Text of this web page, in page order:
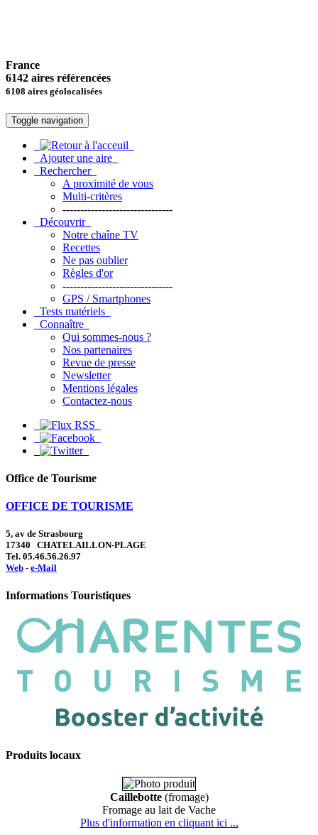
France
6142 aires référencées
6108 aires géolocalisées
Toggle navigation
Ajouter une aire
Rechercher
A proximité de vous
Multi-critères
-------------------------------
Découvrir
Notre chaîne TV
Recettes
Ne pas oublier
Règles d'or
-------------------------------
GPS / Smartphones
Tests matériels
Connaître
Qui sommes-nous ?
Nos partenaires
Revue de presse
Newsletter
Mentions légales
Contactez-nous
Office de Tourisme
OFFICE DE TOURISME
5, av de Strasbourg
17340 CHATELAILLON-PLAGE
Tel. 05.46.56.26.97
Web - e-Mail
Informations Touristiques
Produits locaux
Caillebotte(fromage)
Fromage au lait de Vache
Plus d'information en cliquant ici ...